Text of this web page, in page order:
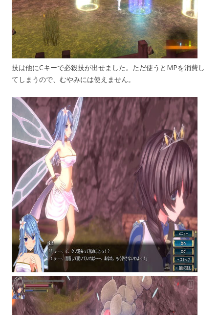
技は他にCキーで必殺技が出せました。ただ使うとMPを消費し
てしまうので、むやみには使えません。